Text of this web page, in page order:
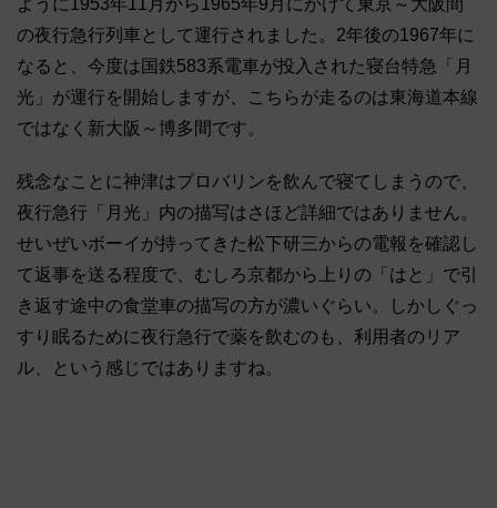
ように1953年11月から1965年9月にかけて東京～大阪間
の夜行急行列車として運行されました。2年後の1967年に
なると、今度は国鉄583系電車が投入された寝台特急「月
光」が運行を開始しますが、こちらが走るのは東海道本線
ではなく新大阪～博多間です。
残念なことに神津はプロバリンを飲んで寝てしまうので、
夜行急行「月光」内の描写はさほど詳細ではありません。
せいぜいボーイが持ってきた松下研三からの電報を確認し
て返事を送る程度で、むしろ京都から上りの「はと」で引
き返す途中の食堂車の描写の方が濃いぐらい。しかしぐっ
すり眠るために夜行急行で薬を飲むのも、利用者のリア
ル、という感じではありますね。